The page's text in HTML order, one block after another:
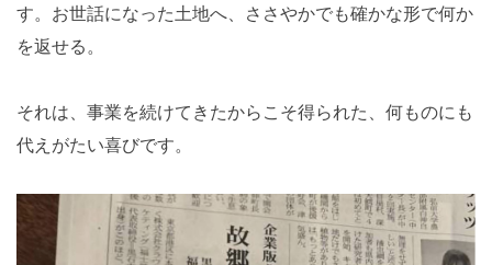
す。お世話になった土地へ、ささやかでも確かな形で何か
を返せる。
それは、事業を続けてきたからこそ得られた、何ものにも
代えがたい喜びです。